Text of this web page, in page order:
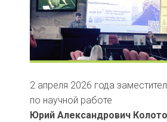
2 апреля 2026 года
по научной работе
Юрий Александрович